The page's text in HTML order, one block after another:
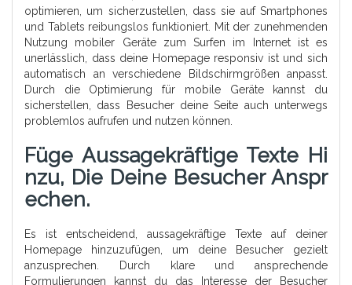
optimieren, um sicherzustellen, dass sie auf Smartphones
und Tablets reibungslos funktioniert. Mit der zunehmenden
Nutzung mobiler Geräte zum Surfen im Internet ist es
unerlässlich, dass deine Homepage responsiv ist und sich
automatisch an verschiedene Bildschirmgrößen anpasst.
Durch die Optimierung für mobile Geräte kannst du
sicherstellen, dass Besucher deine Seite auch unterwegs
problemlos aufrufen und nutzen können.
Füge Aussagekräftige Texte Hi
Nzu, Die Deine Besucher Anspr
Echen.
Es ist entscheidend, aussagekräftige Texte auf deiner
Homepage hinzuzufügen, um deine Besucher gezielt
anzusprechen. Durch klare und ansprechende
Formulierungen kannst du das Interesse der Besucher